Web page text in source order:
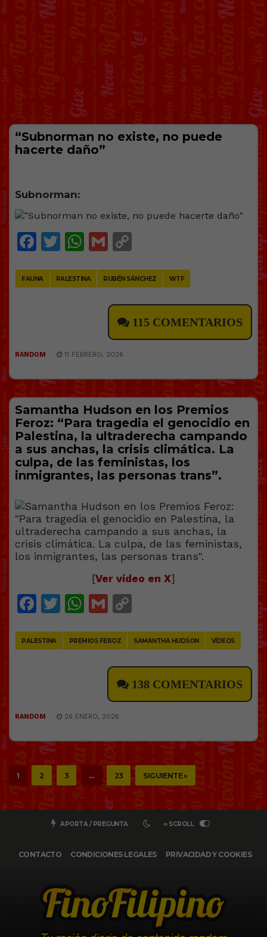
“Subnorman no existe, no puede
hacerte daño”
Subnorman:
Facebook
Twitter
WhatsApp
Gmail
FAUNA PALESTINA RUBÉN SÁNCHEZ WTF
115 COMENTARIOS
RANDOM 11 FEBRERO, 2026
Samantha Hudson en los Premios
Feroz: “Para tragedia el genocidio en
Palestina, la ultraderecha campando
a sus anchas, la crisis climática. La
culpa, de las feministas, los
inmigrantes, las personas trans”.
[Ver vídeo en X]
Facebook
Twitter
WhatsApp
Gmail
PALESTINA PREMIOS FEROZ SAMANTHA HUDSON VÍDEOS
138 COMENTARIOS
RANDOM 26 ENERO, 2026
1 2 3 … 23 SIGUIENTE »
APORTA / PREGUNTA ∞ SCROLL
CONTACTO CONDICIONES LEGALES PRIVACIDAD Y COOKIES